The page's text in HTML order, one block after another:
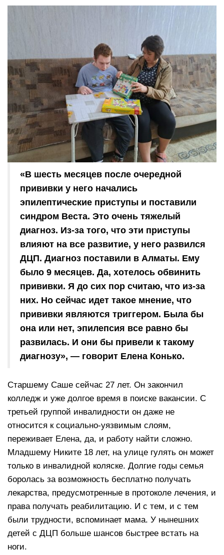
«В шесть месяцев после очередной
прививки у него начались
эпилептические приступы и поставили
синдром Веста. Это очень тяжелый
диагноз. Из-за того, что эти приступы
влияют на все развитие, у него развился
ДЦП. Диагноз поставили в Алматы. Ему
было 9 месяцев. Да, хотелось обвинить
прививки. Я до сих пор считаю, что из-за
них. Но сейчас идет такое мнение, что
прививки являются триггером. Была бы
она или нет, эпилепсия все равно бы
развилась. И они бы привели к такому
диагнозу», — говорит Елена Конько.
Старшему Саше сейчас 27 лет. Он закончил
колледж и уже долгое время в поиске вакансии. С
третьей группой инвалидности он даже не
относится к социально-уязвимым слоям,
переживает Елена, да, и работу найти сложно.
Младшему Никите 18 лет, на улице гулять он может
только в инвалидной коляске. Долгие годы семья
боролась за возможность бесплатно получать
лекарства, предусмотренные в протоколе лечения, и
права получать реабилитацию. И с тем, и с тем
были трудности, вспоминает мама. У нынешних
детей с ДЦП больше шансов быстрее встать на
ноги.